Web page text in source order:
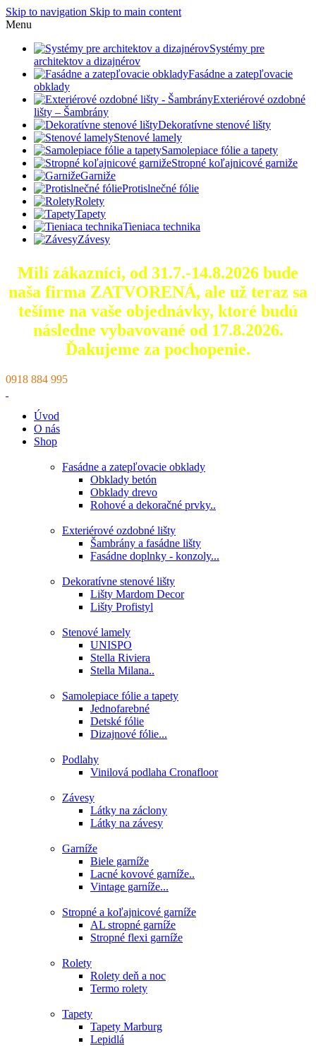
Skip to navigation Skip to main content
Menu
Systémy pre
architektov a dizajnérov
Fasádne a zatepľovacie
obklady
Exteriérové ozdobné
lišty – Šambrány
Dekoratívne stenové lišty
Stenové lamely
Samolepiace fólie a tapety
Stropné koľajnicové garniže
Garniže
Protislnečné fólie
Rolety
Tapety
Tieniaca technika
Závesy
Milí zákazníci, od 31.7.-14.8.2026 bude
naša firma ZATVORENÁ, ale už teraz sa
tešíme na vaše objednávky, ktoré budú
následne vybavované od 17.8.2026.
Ďakujeme za pochopenie.
0918 884 995
Úvod
O nás
Shop
Fasádne a zatepľovacie obklady
Obklady betón
Obklady drevo
Rohové a dekoračné prvky..
Exteriérové ozdobné lišty
Šambrány a fasádne lišty
Fasádne doplnky - konzoly...
Dekoratívne stenové lišty
Lišty Mardom Decor
Lišty Profistyl
Stenové lamely
UNISPO
Stella Riviera
Stella Milana..
Samolepiace fólie a tapety
Jednofarebné
Detské fólie
Dizajnové fólie...
Podlahy
Vinilová podlaha Cronafloor
Závesy
Látky na záclony
Látky na závesy
Garníže
Biele garníže
Lacné kovové garníže..
Vintage garníže...
Stropné a koľajnicové garníže
AL stropné garníže
Stropné flexi garníže
Rolety
Rolety deň a noc
Termo rolety
Tapety
Tapety Marburg
Lepidlá